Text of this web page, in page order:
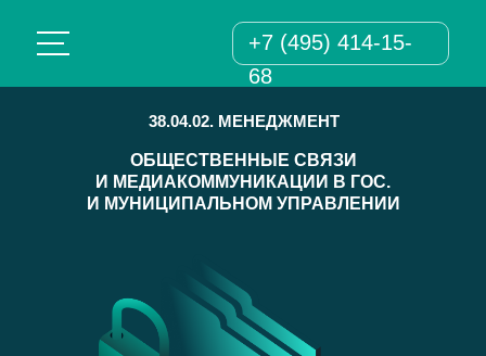
+7 (495) 414-15-
68
38.04.02. МЕНЕДЖМЕНТ
ОБЩЕСТВЕННЫЕ СВЯЗИ
И МЕДИАКОММУНИКАЦИИ В ГОС.
И МУНИЦИПАЛЬНОМ УПРАВЛЕНИИ